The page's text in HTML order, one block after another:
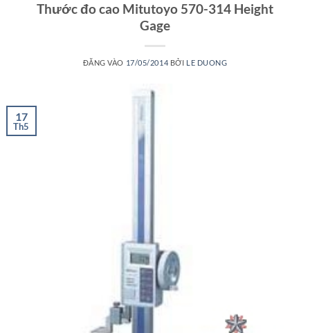
Thước đo cao Mitutoyo 570-314 Height
Gage
ĐĂNG VÀO 17/05/2014 BỞI LE DUONG
17
Th5